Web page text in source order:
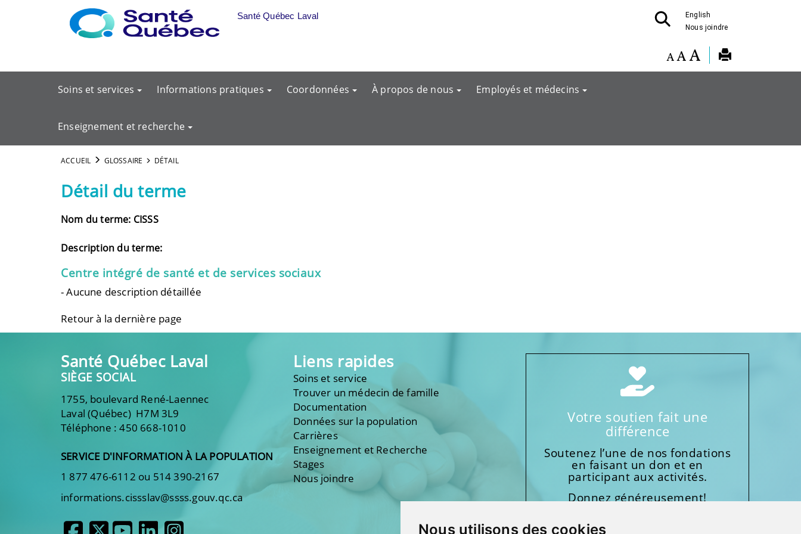
Nous utilisons des cookies
Aller au menu principal
English
Nous joindre
Santé Québec Laval
Soins et services Informations pratiques Coordonnées À propos de nous Employés et médecins
Enseignement et recherche
ACCUEIL GLOSSAIRE DÉTAIL
Détail du terme
Nom du terme: CISSS
Description du terme:
Centre intégré de santé et de services sociaux
- Aucune description détaillée
Retour à la dernière page
Santé Québec Laval
SIÈGE SOCIAL
1755, boulevard René-Laennec
Laval (Québec) H7M 3L9
Téléphone : 450 668-1010
SERVICE D'INFORMATION À LA POPULATION
1 877 476-6112 ou 514 390-2167
informations.cissslav@ssss.gouv.qc.ca
Liens rapides
Soins et service
Trouver un médecin de famille
Documentation
Données sur la population
Carrières
Enseignement et Recherche
Stages
Nous joindre
Votre soutien fait une
différence
Soutenez l’une de nos fondations
en faisant un don et en
participant aux activités.
Donnez généreusement!